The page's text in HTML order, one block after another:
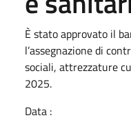
È stato approvato il
l’assegnazione di
sociali, attrezzature
2025.
Data :